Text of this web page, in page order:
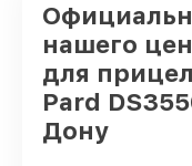
нашего
для
Pard
Дону